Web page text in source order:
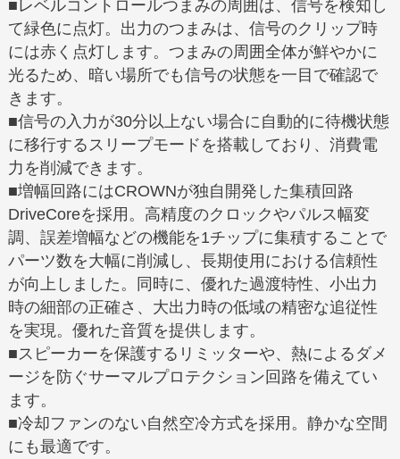
■レベルコントロールつまみの周囲は、信号を検知し
て緑色に点灯。出力のつまみは、信号のクリップ時
には赤く点灯します。つまみの周囲全体が鮮やかに
光るため、暗い場所でも信号の状態を一目で確認で
きます。
■信号の入力が30分以上ない場合に自動的に待機状態
に移行するスリープモードを搭載しており、消費電
力を削減できます。
■増幅回路にはCROWNが独自開発した集積回路
DriveCoreを採用。高精度のクロックやパルス幅変
調、誤差増幅などの機能を1チップに集積することで
パーツ数を大幅に削減し、長期使用における信頼性
が向上しました。同時に、優れた過渡特性、小出力
時の細部の正確さ、大出力時の低域の精密な追従性
を実現。優れた音質を提供します。
■スピーカーを保護するリミッターや、熱によるダメ
ージを防ぐサーマルプロテクション回路を備えてい
ます。
■冷却ファンのない自然空冷方式を採用。静かな空間
にも最適です。